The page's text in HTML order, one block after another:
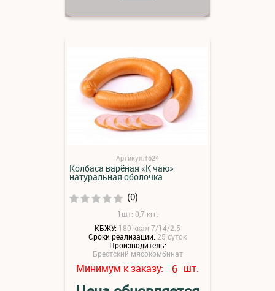
Артикул:1624
Колбаса варёная «К чаю»
натуральная оболочка
(0)
1шт: 0,7 кгг.
КБЖУ: 180 ккал 7/14/2.5
Сроки реализации: 25 суток
Производитель:
Брестский мясокомбинат
Минимум к заказу: 6 шт.